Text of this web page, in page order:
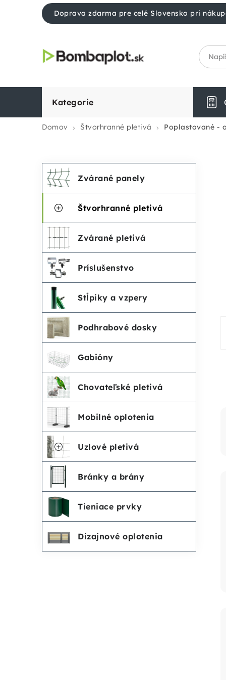
Doprava zdarma pre celé Slovensko pri
Kategorie
Domov Štvorhranné pletivá Poplastované -
B
č
n
ý
a
n
e
Preskočiť
kategórie
K
a
g
i
e
Zvárané panely
Štvorhranné pletivá
Zvárané pletivá
Príslušenstvo
Stĺpiky a vzpery
Podhrabové dosky
Gabióny
Chovateľské pletivá
Mobilné oplotenia
Uzlové pletivá
Bránky a brány
Tieniace prvky
Dizajnové oplotenia